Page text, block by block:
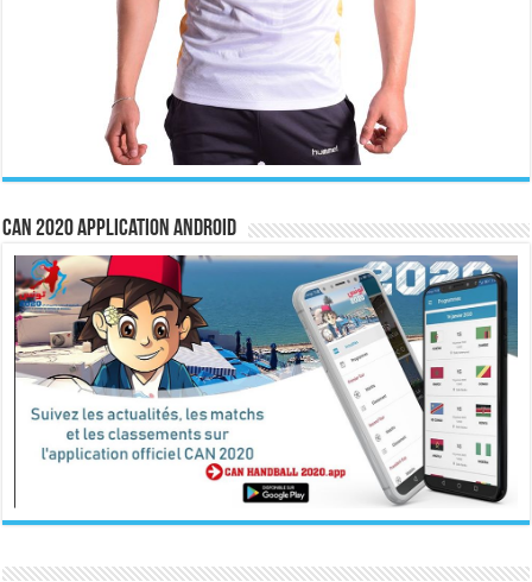
CAN 2020 Application Android